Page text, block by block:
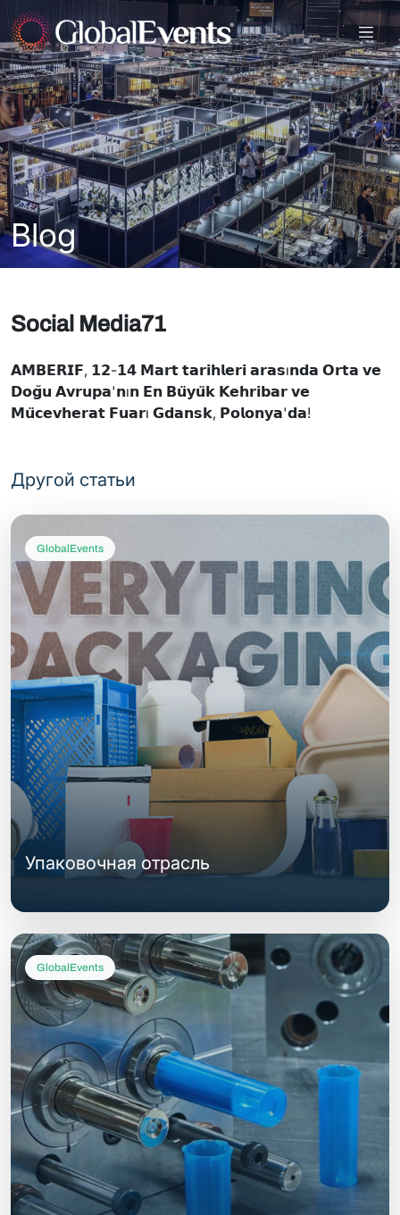
Blog
Social Media71
𝗔𝗠𝗕𝗘𝗥𝗜𝗙, 𝟭𝟮-𝟭𝟰 𝗠𝗮𝗿𝘁 𝘁𝗮𝗿𝗶𝗵𝗹𝗲𝗿𝗶 𝗮𝗿𝗮𝘀ı𝗻𝗱𝗮 𝗢𝗿𝘁𝗮 𝘃𝗲
𝗗𝗼𝗴̆𝘂 𝗔𝘃𝗿𝘂𝗽𝗮'𝗻ı𝗻 𝗘𝗻 𝗕𝘂̈𝘆𝘂̈𝗸 𝗞𝗲𝗵𝗿𝗶𝗯𝗮𝗿 𝘃𝗲
𝗠𝘂̈𝗰𝗲𝘃𝗵𝗲𝗿𝗮𝘁 𝗙𝘂𝗮𝗿ı 𝗚𝗱𝗮𝗻𝘀𝗸, 𝗣𝗼𝗹𝗼𝗻𝘆𝗮'𝗱𝗮!
Другой статьи
GlobalEvents
Упаковочная отрасль
GlobalEvents